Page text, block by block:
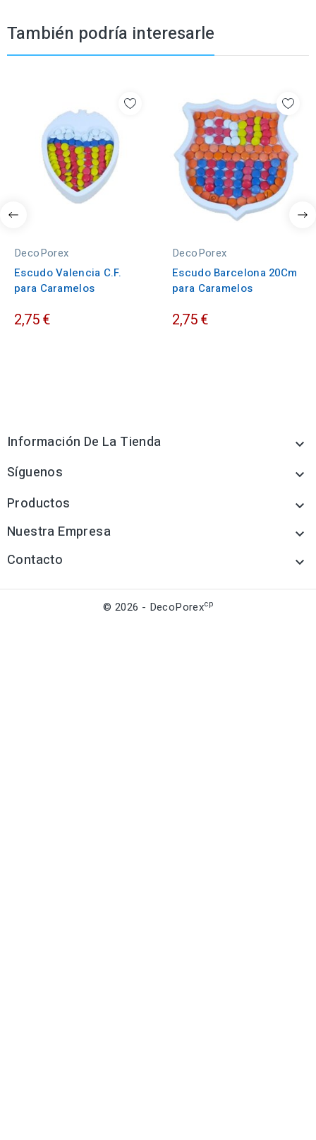
También podría interesarle
DecoPorex
Escudo Valencia C.F.
para Caramelos
2,75 €
DecoPorex
Escudo Barcelona 20Cm
para Caramelos
2,75 €
Información De La Tienda 
Síguenos 
Productos 
Nuestra Empresa 
Contacto 
© 2026 - DecoPorexcp